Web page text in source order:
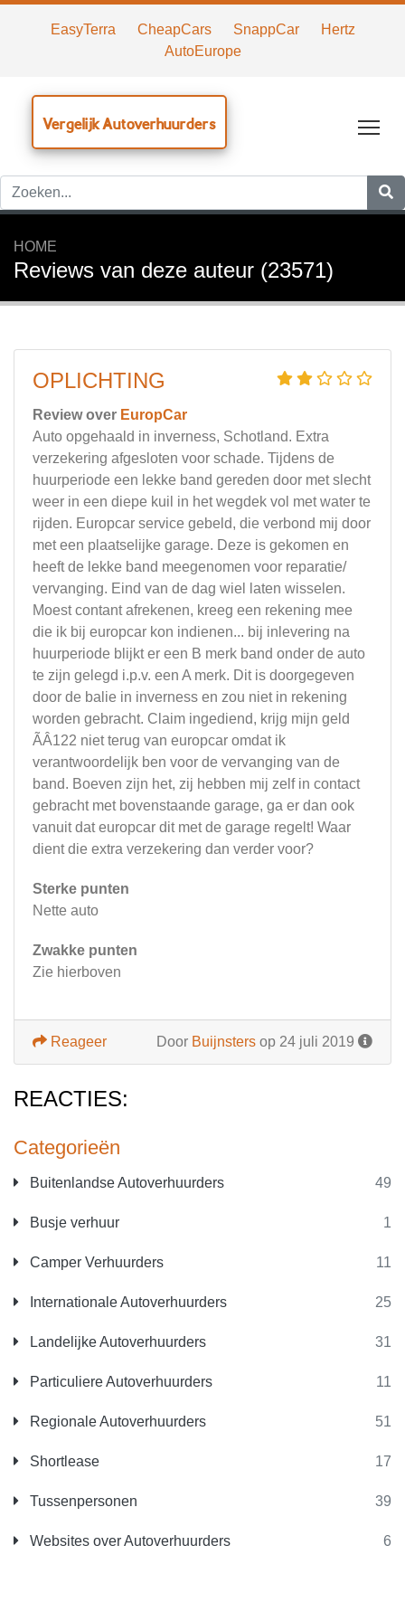
EasyTerra CheapCars SnappCar
Hertz
AutoEurope
Vergelijk Autoverhuurders
HOME
Reviews van deze auteur (23571)
Categorieën
Buitenlandse Autoverhuurders 49
Busje verhuur 1
Camper Verhuurders 11
Internationale Autoverhuurders 25
Landelijke Autoverhuurders 31
Particuliere Autoverhuurders 11
Regionale Autoverhuurders 51
Shortlease 17
Tussenpersonen 39
Websites over Autoverhuurders 6
OPLICHTING
Review over EuropCar
Auto opgehaald in inverness, Schotland. Extra
verzekering afgesloten voor schade. Tijdens de
huurperiode een lekke band gereden door met slecht
weer in een diepe kuil in het wegdek vol met water te
rijden. Europcar service gebeld, die verbond mij door
met een plaatselijke garage. Deze is gekomen en
heeft de lekke band meegenomen voor reparatie/
vervanging. Eind van de dag wiel laten wisselen.
Moest contant afrekenen, kreeg een rekening mee
die ik bij europcar kon indienen... bij inlevering na
huurperiode blijkt er een B merk band onder de auto
te zijn gelegd i.p.v. een A merk. Dit is doorgegeven
door de balie in inverness en zou niet in rekening
worden gebracht. Claim ingediend, krijg mijn geld
ÃÂ122 niet terug van europcar omdat ik
verantwoordelijk ben voor de vervanging van de
band. Boeven zijn het, zij hebben mij zelf in contact
gebracht met bovenstaande garage, ga er dan ook
vanuit dat europcar dit met de garage regelt! Waar
dient die extra verzekering dan verder voor?
Sterke punten
Nette auto
Zwakke punten
Zie hierboven
Door Buijnsters op 24 juli 2019
Reageer
REACTIES: